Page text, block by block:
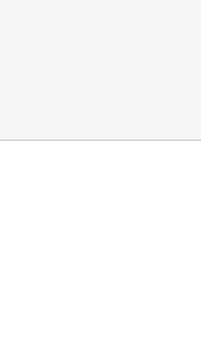
ELLE vám